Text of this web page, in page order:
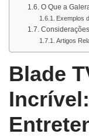
O Que a
Exemplos
Artigos
Blade